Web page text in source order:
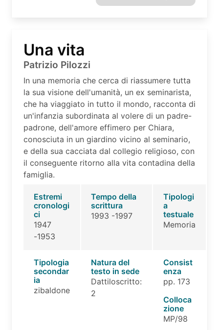
Una vita
Patrizio Pilozzi
In una memoria che cerca di riassumere tutta
la sua visione dell'umanità, un ex seminarista,
che ha viaggiato in tutto il mondo, racconta di
un'infanzia subordinata al volere di un padre-
padrone, dell'amore effimero per Chiara,
conosciuta in un giardino vicino al seminario,
e della sua cacciata dal collegio religioso, con
il conseguente ritorno alla vita contadina della
famiglia.
Estremi
cronologi
ci
1947
-1953
Tempo della
scrittura
1993 -1997
Tipologi
a
testuale
Memoria
Tipologia
secondar
ia
zibaldone
Natura del
testo in sede
Dattiloscritto:
2
Consist
enza
pp. 173
Colloca
zione
MP/98